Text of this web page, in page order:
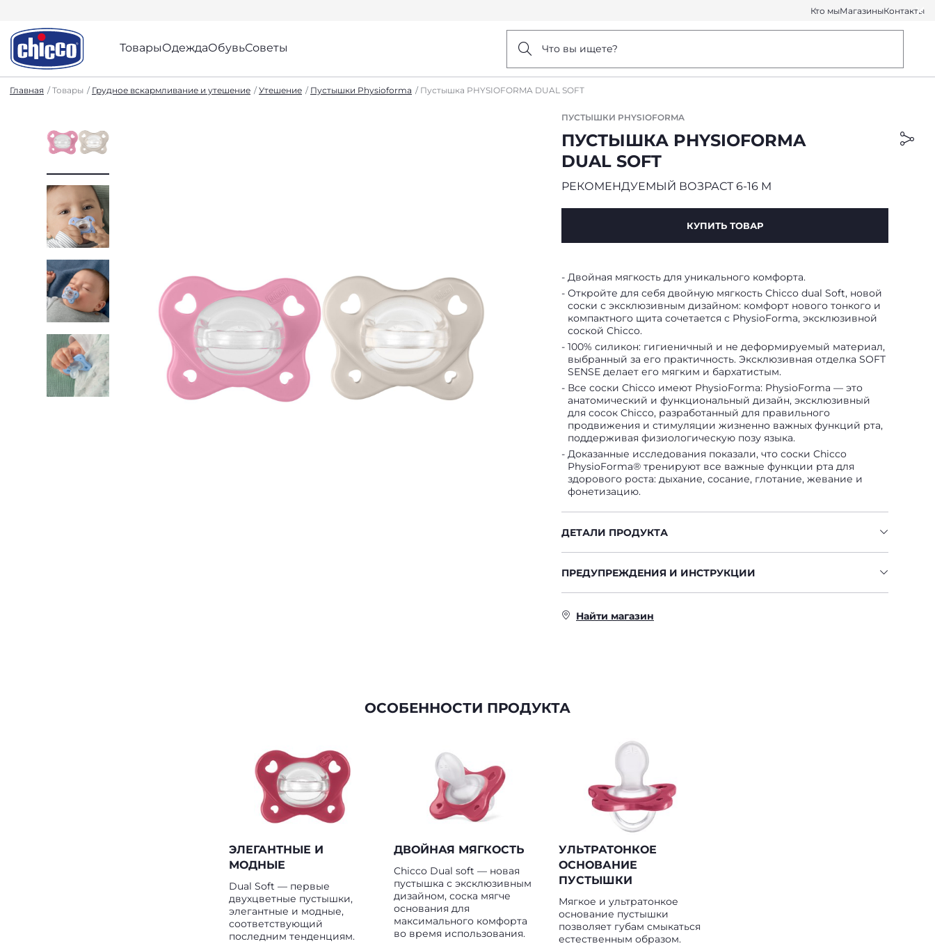
Кто мыМагазиныКонтакты
ТоварыОдеждаОбувьСоветы Что вы ищете?
Главная Товары Грудное вскармливание и утешение Утешение Пустышки Physioforma Пустышка PHYSIOFORMA DUAL SOFT
ПУСТЫШКИ PHYSIOFORMA
ПУСТЫШКА PHYSIOFORMA
DUAL SOFT
РЕКОМЕНДУЕМЫЙ ВОЗРАСТ 6-16 M
КУПИТЬ ТОВАР
Двойная мягкость для уникального комфорта.
Откройте для себя двойную мягкость Chicco dual Soft, новой
соски с эксклюзивным дизайном: комфорт нового тонкого и
компактного щита сочетается с PhysioForma, эксклюзивной
соской Chicco.
100% силикон: гигиеничный и не деформируемый материал,
выбранный за его практичность. Эксклюзивная отделка SOFT
SENSE делает его мягким и бархатистым.
Все соски Chicco имеют PhysioForma: PhysioForma — это
анатомический и функциональный дизайн, эксклюзивный
для сосок Chicco, разработанный для правильного
продвижения и стимуляции жизненно важных функций рта,
поддерживая физиологическую позу языка.
Доказанные исследования показали, что соски Chicco
PhysioForma® тренируют все важные функции рта для
здорового роста: дыхание, сосание, глотание, жевание и
фонетизацию.
ДЕТАЛИ ПРОДУКТА
ПРЕДУПРЕЖДЕНИЯ И ИНСТРУКЦИИ
Найти магазин
ОСОБЕННОСТИ ПРОДУКТА
ЭЛЕГАНТНЫЕ И
МОДНЫЕ
Dual Soft — первые
двухцветные пустышки,
элегантные и модные,
соответствующий
последним тенденциям.
ДВОЙНАЯ МЯГКОСТЬ
Chicco Dual soft — новая
пустышка с эксклюзивным
дизайном, соска мягче
основания для
максимального комфорта
во время использования.
УЛЬТРАТОНКОЕ
ОСНОВАНИЕ
ПУСТЫШКИ
Мягкое и ультратонкое
основание пустышки
позволяет губам смыкаться
естественным образом.